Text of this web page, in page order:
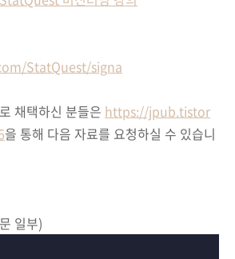
StatQuest/signa
채택하신 분들은 https://jpub.tistor
을 통해 다음 자료를 요청하실 수 있습니
일부)